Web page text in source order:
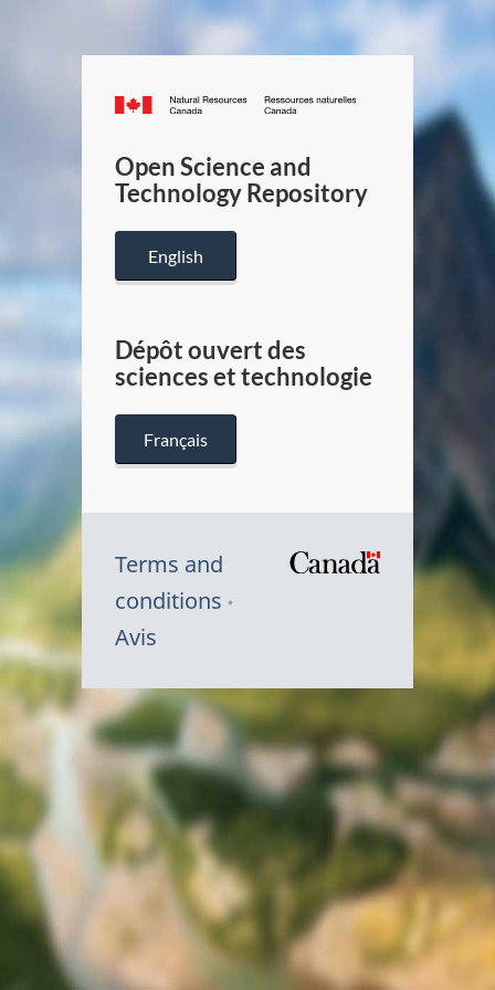
Canada.ca
/
Canada
Open Science and
Technology Repository
English
Dépôt ouvert des
sciences et technologie
Français
Terms and
conditions
Avis
Canada